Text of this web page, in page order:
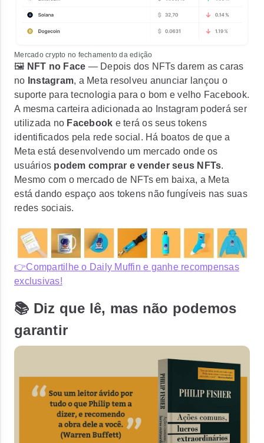
Mercado crypto no fechamento da edição
🖼️ NFT no Face — Depois dos NFTs darem as caras
no Instagram, a Meta resolveu anunciar lançou o
suporte para tecnologia para o bom e velho Facebook.
A mesma carteira adicionada ao Instagram poderá ser
utilizada no Facebook e terá os seus tokens
identificados pela rede social. Há boatos de que a
Meta está desenvolvendo um mercado onde os
usuários podem comprar e vender seus NFTs.
Mesmo com o mercado de NFTs em baixa, a Meta
está dando espaço aos tokens não fungíveis nas suas
redes sociais.
👉Compartilhe o Daily Muffin e ganhe recompensas
exclusivas!
📚 Diz que lê, mas não podemos
garantir